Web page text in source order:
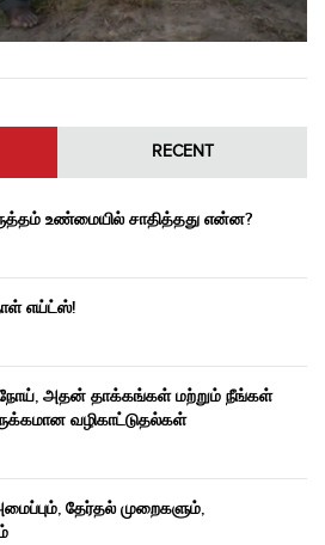
RECENT
உண்மையில் சாதித்தது என்ன?
எய்ட்ஸ்!
அதன் தாக்கங்கள் மற்றும் நீங்கள்
வழிகாட்டுதல்கள்
தேர்தல் முறைகளும்,